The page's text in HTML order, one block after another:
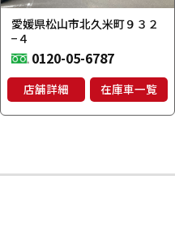
愛媛県松山市北久米町９３２
−４
0120-05-6787
店舗詳細 在庫車一覧